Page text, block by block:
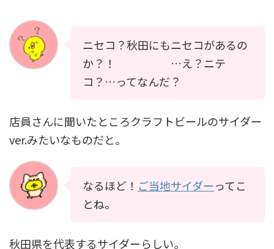
ニセコ？秋田にもニセコがあるの
か？！ …え？ニテ
コ？…ってなんだ？
店員さんに聞いたところクラフトビールのサイダー
ver.みたいなものだと。
なるほど！ ご当地サイダーってこ
とね。
秋田県を代表するサイダーらしい。